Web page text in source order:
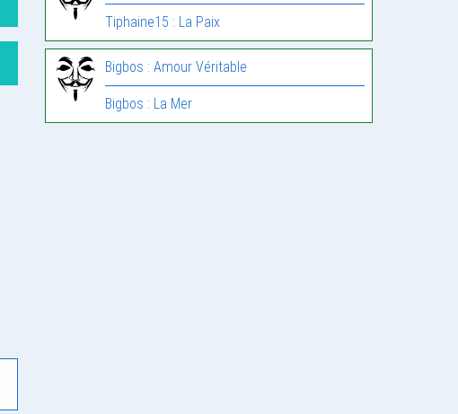
Tiphaine15 : La Paix
Bigbos : Amour Véritable
Bigbos : La Mer